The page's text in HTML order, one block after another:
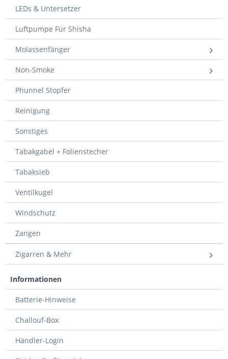
LEDs & Untersetzer
Luftpumpe Für Shisha
Molassenfänger
Non-Smoke
Phunnel Stopfer
Reinigung
Sonstiges
Tabakgabel + Folienstecher
Tabaksieb
Ventilkugel
Windschutz
Zangen
Zigarren & Mehr
Informationen
Batterie-Hinweise
Challouf-Box
Händler-Login